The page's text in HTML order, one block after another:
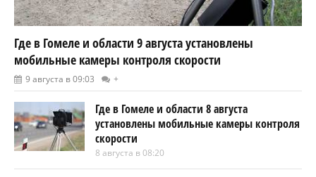
Где в Гомеле и области 9 августа установлены
мобильные камеры контроля скорости
9 августа в 09:03 +
Где в Гомеле и области 8 августа
установлены мобильные камеры контроля
скорости
8 августа в 08:20